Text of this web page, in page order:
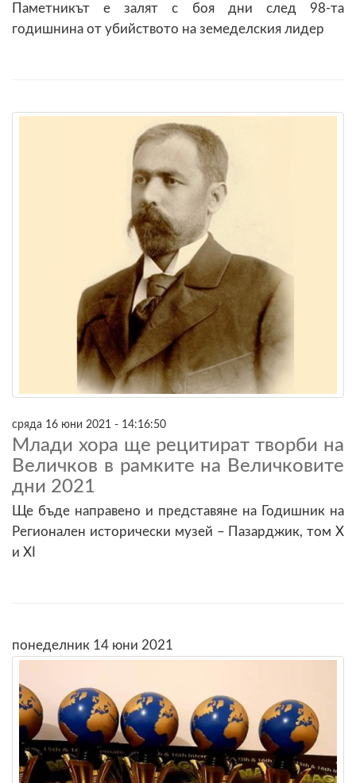
Паметникът е залят с боя дни след 98-та
годишнина от убийството на земеделския лидер
сряда 16 юни 2021 - 14:16:50
Млади хора ще рецитират творби на
Величков в рамките на Величковите
дни 2021
Ще бъде направено и представяне на Годишник на
Регионален исторически музей – Пазарджик, том X
и XI
понеделник 14 юни 2021